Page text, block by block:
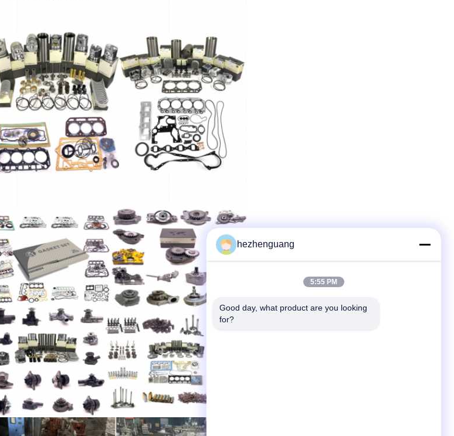
hezhenguang
5:55 PM
Good day, what product are you looking
for?